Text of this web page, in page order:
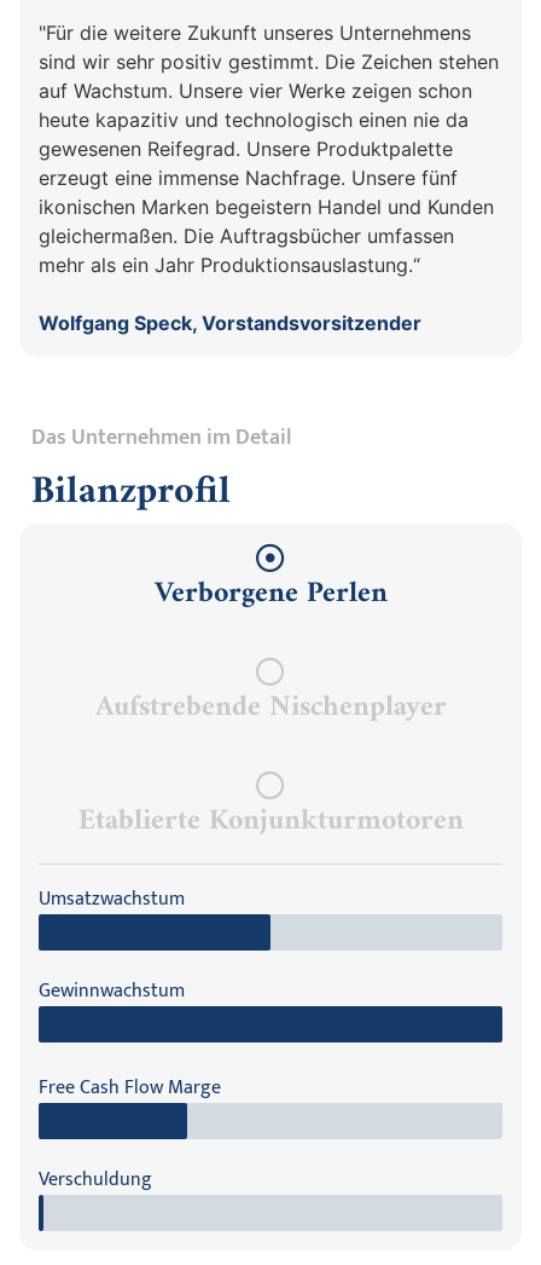
"Für die weitere Zukunft unseres Unternehmens
sind wir sehr positiv gestimmt. Die Zeichen stehen
auf Wachstum. Unsere vier Werke zeigen schon
heute kapazitiv und technologisch einen nie da
gewesenen Reifegrad. Unsere Produktpalette
erzeugt eine immense Nachfrage. Unsere fünf
ikonischen Marken begeistern Handel und Kunden
gleichermaßen. Die Auftragsbücher umfassen
mehr als ein Jahr Produktionsauslastung.“
Wolfgang Speck, Vorstandsvorsitzender
Das Unternehmen im Detail
Bilanzprofil
Verborgene Perlen
Aufstrebende Nischenplayer
Etablierte Konjunkturmotoren​
Umsatzwachstum
Gewinnwachstum
Free Cash Flow Marge
Verschuldung